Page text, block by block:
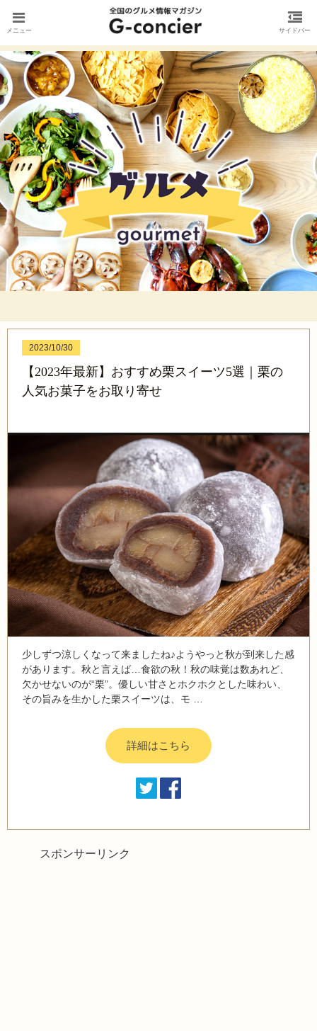
2023/10/30
【2023年最新】おすすめ栗スイーツ5選｜栗の
人気お菓子をお取り寄せ
少しずつ涼しくなって来ましたね♪ようやっと秋が到来した感
があります。秋と言えば…食欲の秋！秋の味覚は数あれど、
欠かせないのが“栗”。優しい甘さとホクホクとした味わい、
その旨みを生かした栗スイーツは、モ …
詳細はこちら
スポンサーリンク